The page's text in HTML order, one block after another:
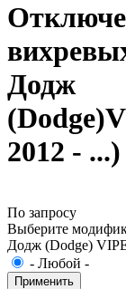
Додж
2012 - ...)
По запросу
Выберите
Додж (Dodge)
- Любой -